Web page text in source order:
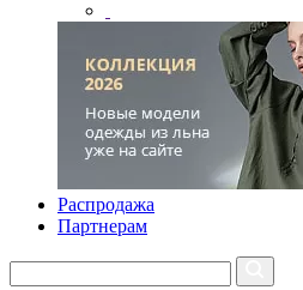
Распродажа
Партнерам